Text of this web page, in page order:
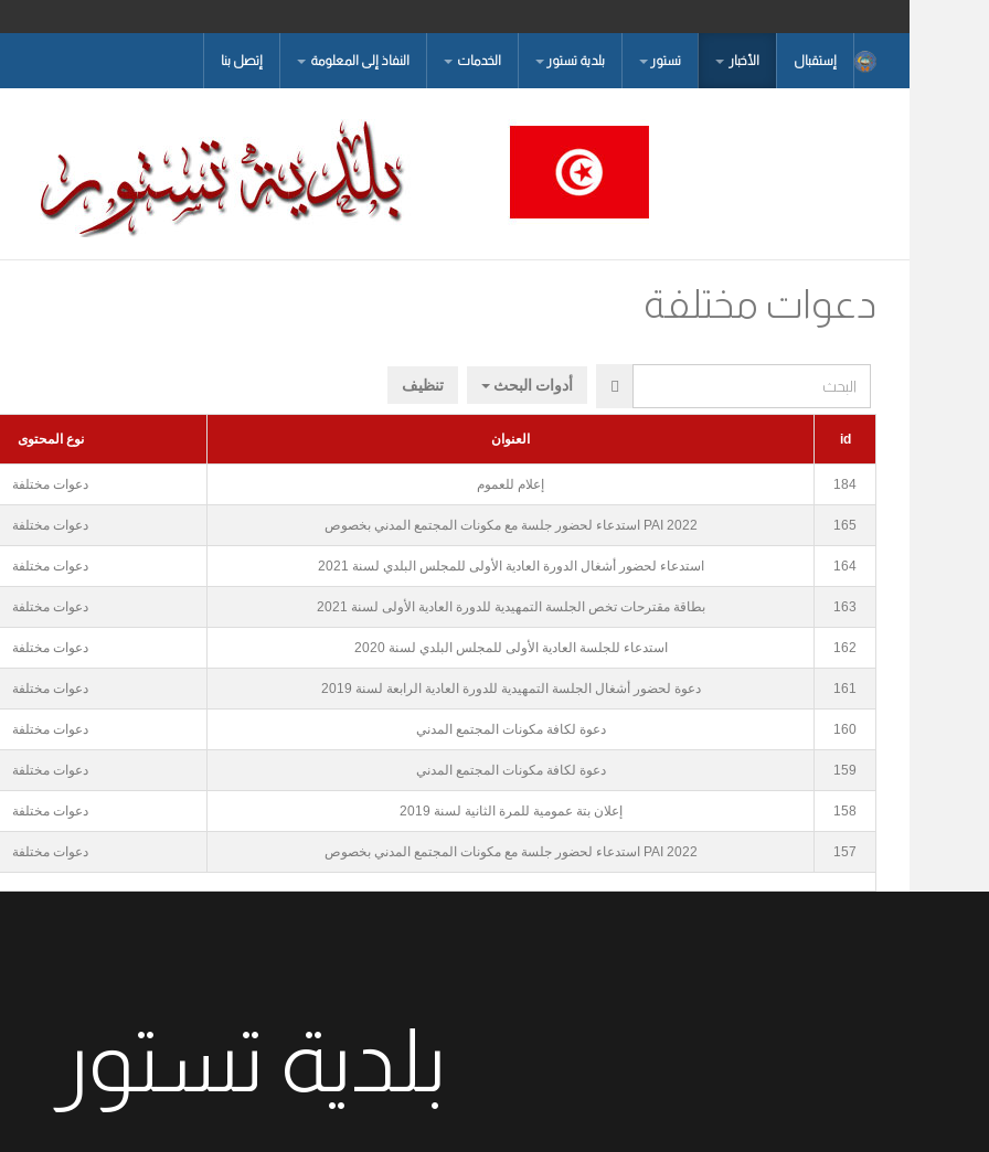
إستقبال الأخبار تستور بلدية تستور الخدمات النفاذ إلى المعلومة إتصل بنا
دعوات مختلفة
أدوات البحث تنظيف
id العنوان نوع المحتوى
184 إعلام للعموم دعوات مختلفة
165 2022 PAI استدعاء لحضور جلسة مع مكونات المجتمع المدني بخصوص دعوات مختلفة
164 استدعاء لحضور أشغال الدورة العادية الأولى للمجلس البلدي لسنة 2021 دعوات مختلفة
163 بطاقة مقترحات تخص الجلسة التمهيدية للدورة العادية الأولى لسنة 2021 دعوات مختلفة
162 استدعاء للجلسة العادية الأولى للمجلس البلدي لسنة 2020 دعوات مختلفة
161 دعوة لحضور أشغال الجلسة التمهيدية للدورة العادية الرابعة لسنة 2019 دعوات مختلفة
160 دعوة لكافة مكونات المجتمع المدني دعوات مختلفة
159 دعوة لكافة مكونات المجتمع المدني دعوات مختلفة
158 إعلان بتة عمومية للمرة الثانية لسنة 2019 دعوات مختلفة
157 2022 PAI استدعاء لحضور جلسة مع مكونات المجتمع المدني بخصوص دعوات مختلفة
بلدية تستور